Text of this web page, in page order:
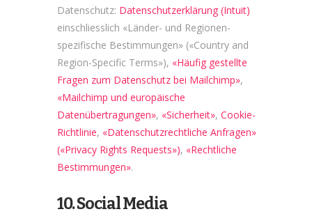
Datenschutz: Datenschutzerklärung (Intuit)
einschliesslich «Länder- und Regionen-
spezifische Bestimmungen» («Country and
Region-Specific Terms»), «Häufig gestellte
Fragen zum Datenschutz bei Mailchimp»,
«Mailchimp und europäische
Datenübertragungen», «Sicherheit», Cookie-
Richtlinie, «Datenschutzrechtliche Anfragen»
(«Privacy Rights Requests»), «Rechtliche
Bestimmungen».
10. Social Media